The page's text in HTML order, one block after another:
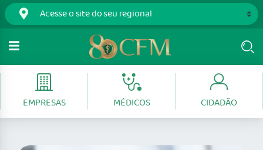
EMPRESAS MÉDICOS CIDADÃO